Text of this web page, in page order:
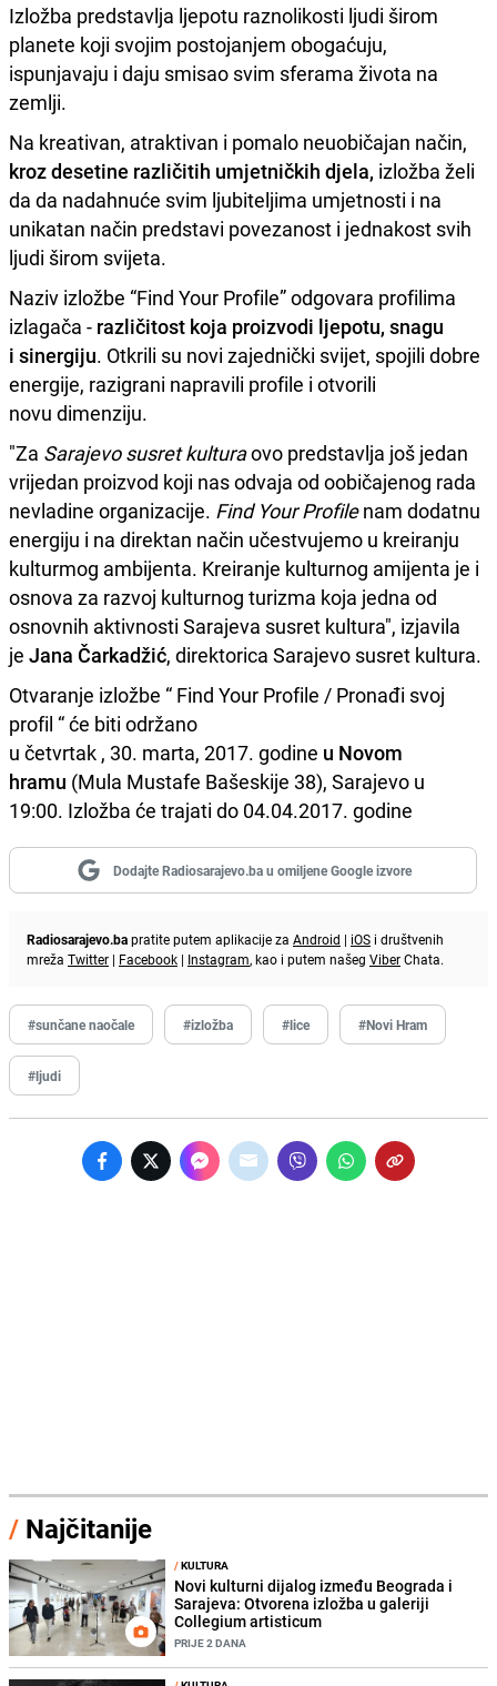
Izložba predstavlja ljepotu raznolikosti ljudi širom
planete koji svojim postojanjem obogaćuju,
ispunjavaju i daju smisao svim sferama života na
zemlji.
Na kreativan, atraktivan i pomalo neuobičajan način,
kroz desetine različitih umjetničkih djela, izložba želi
da da nadahnuće svim ljubiteljima umjetnosti i na
unikatan način predstavi povezanost i jednakost svih
ljudi širom svijeta.
Naziv izložbe “Find Your Profile” odgovara profilima
izlagača - različitost koja proizvodi ljepotu, snagu
i sinergiju. Otkrili su novi zajednički svijet, spojili dobre
energije, razigrani napravili profile i otvorili
novu dimenziju.
"Za Sarajevo susret kulturaovo predstavlja još jedan
vrijedan proizvod koji nas odvaja od oobičajenog rada
nevladine organizacije. Find Your Profilenam dodatnu
energiju i na direktan način učestvujemo u kreiranju
kulturmog ambijenta. Kreiranje kulturnog amijenta je i
osnova za razvoj kulturnog turizma koja jedna od
osnovnih aktivnosti Sarajeva susret kultura", izjavila
je Jana Čarkadžić, direktorica Sarajevo susret kultura.
Otvaranje izložbe “ Find Your Profile / Pronađi svoj
profil “ će biti održano
u četvrtak , 30. marta, 2017. godine u Novom
hramu (Mula Mustafe Bašeskije 38), Sarajevo u
19:00. Izložba će trajati do 04.04.2017. godine
Dodajte Radiosarajevo.ba u omiljene Google izvore
Radiosarajevo.bapratite putem aplikacije za Android | iOS i društvenih
mreža Twitter | Facebook | Instagram, kao i putem našeg ViberChata.
#sunčane naočale #izložba #lice #Novi Hram
#ljudi
/ Najčitanije
/KULTURA
Novi kulturni dijalog između Beograda i
Sarajeva: Otvorena izložba u galeriji
Collegium artisticum
PRIJE 2 DANA